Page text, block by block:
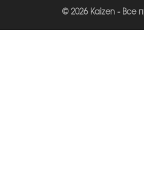
© 2026 Kaizen - Все